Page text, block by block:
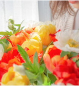
マッチングアプリ
結婚相談所
あるある